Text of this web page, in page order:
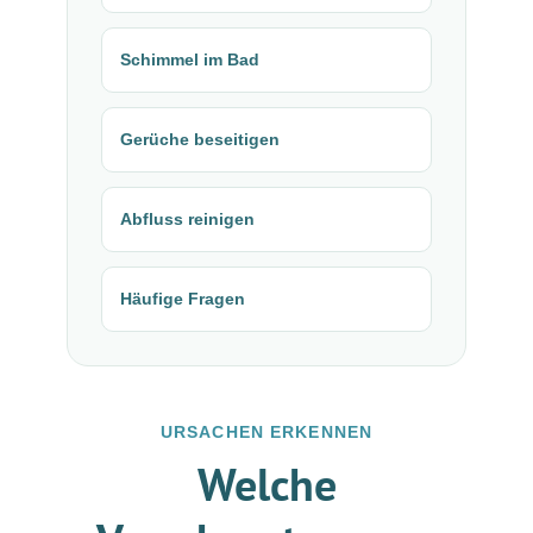
Schimmel im Bad
Gerüche beseitigen
Abfluss reinigen
Häufige Fragen
URSACHEN ERKENNEN
Welche